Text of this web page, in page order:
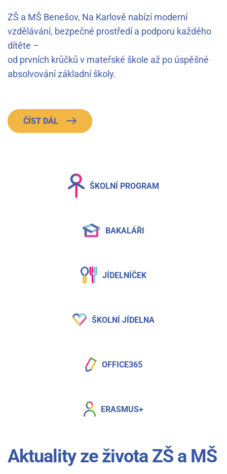
ZŠ a MŠ Benešov, Na Karlově nabízí moderní
vzdělávání, bezpečné prostředí a podporu každého
dítěte –
od prvních krůčků v mateřské škole až po úspěšné
absolvování základní školy.
ČÍST DÁL
ŠKOLNÍ PROGRAM
BAKALÁŘI
JÍDELNÍČEK
ŠKOLNÍ JÍDELNA
OFFICE365
ERASMUS+
Aktuality ze života ZŠ a MŠ